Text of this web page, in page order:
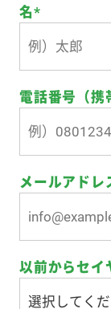
名*
電話番号（携
メールアドレ
以前からセイ